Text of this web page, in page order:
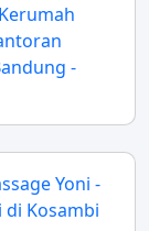
-
Yoni -
Kosambi